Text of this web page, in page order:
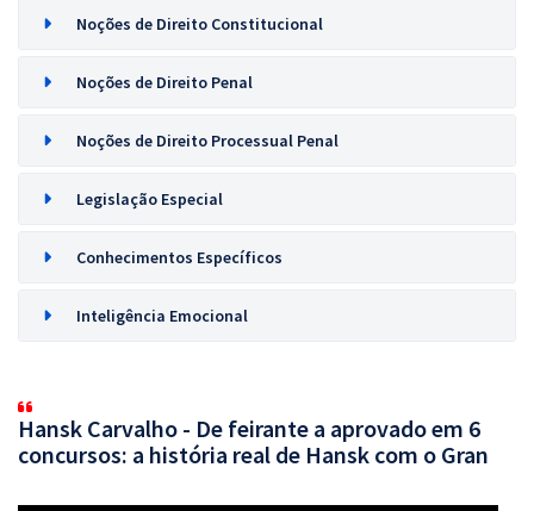
Noções de Direito Constitucional
Noções de Direito Penal
Noções de Direito Processual Penal
Legislação Especial
Conhecimentos Específicos
Inteligência Emocional
Hansk Carvalho - De feirante a aprovado em 6
concursos: a história real de Hansk com o Gran